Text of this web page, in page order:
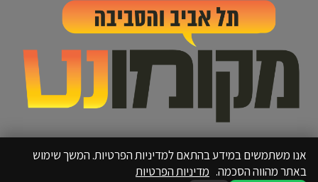
אנו משתמשים במידע בהתאם למדיניות הפרטיות. המשך שימוש
באתר מהווה הסכמה. מדיניות הפרטיות